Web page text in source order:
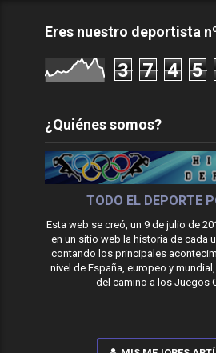
Eres nuestro deportista
3 7 4 5
¿Quiénes somos?
TODO EL DEPORTE
Esta web se creó, un 9 de julio de
en un sitio web la historia de cada
contando los principales
nivel de España, europeo y
del camino a los Juegos